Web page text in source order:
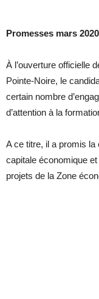
Promesses mars 2020
À l’ouverture officielle
Pointe-Noire, le
certain nombre
d’attention à la
A ce titre, il a promis la
capitale économique
projets de la Zone